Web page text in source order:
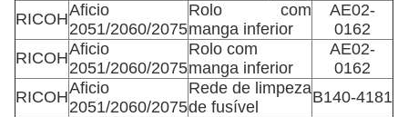
RICOHAficio
2051/2060/2075
Rolo com
manga inferior
AE02-
0162
RICOHAficio
2051/2060/2075
Rolo com
manga inferior
AE02-
0162
RICOHAficio
2051/2060/2075
Rede de limpeza
de fusível
B140-4181